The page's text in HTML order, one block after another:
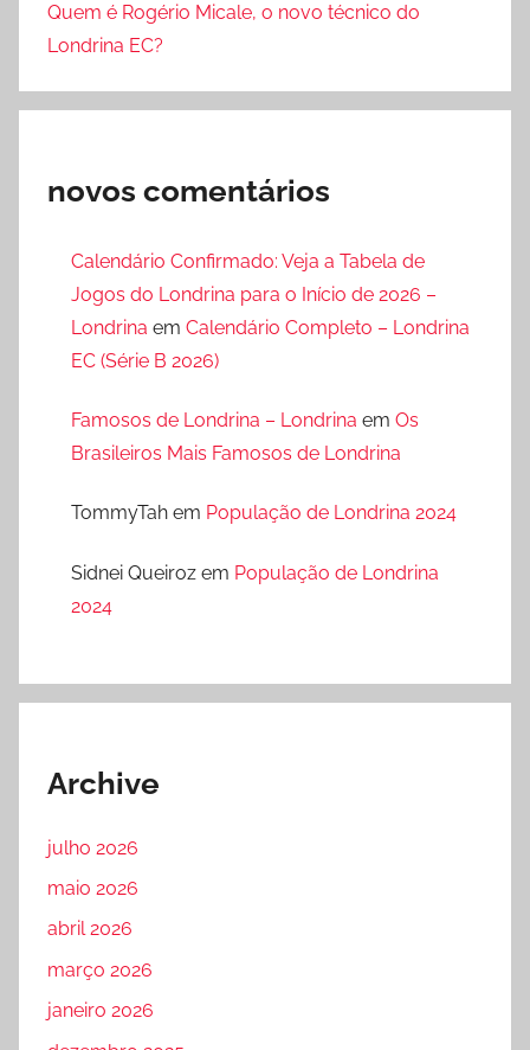
Quem é Rogério Micale, o novo técnico do
Londrina EC?
novos comentários
Calendário Confirmado: Veja a Tabela de
Jogos do Londrina para o Início de 2026 –
Londrina em Calendário Completo – Londrina
EC (Série B 2026)
Famosos de Londrina – Londrina em Os
Brasileiros Mais Famosos de Londrina
TommyTah em População de Londrina 2024
Sidnei Queiroz em População de Londrina
2024
Archive
julho 2026
maio 2026
abril 2026
março 2026
janeiro 2026